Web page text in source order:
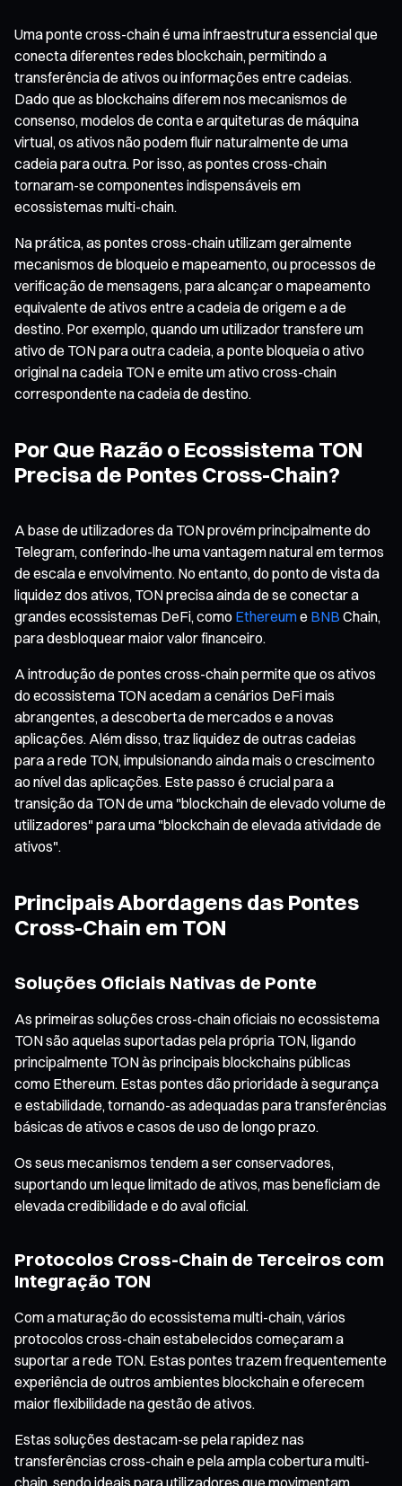
Uma ponte cross-chain é uma infraestrutura essencial que
conecta diferentes redes blockchain, permitindo a
transferência de ativos ou informações entre cadeias.
Dado que as blockchains diferem nos mecanismos de
consenso, modelos de conta e arquiteturas de máquina
virtual, os ativos não podem fluir naturalmente de uma
cadeia para outra. Por isso, as pontes cross-chain
tornaram-se componentes indispensáveis em
ecossistemas multi-chain.
Na prática, as pontes cross-chain utilizam geralmente
mecanismos de bloqueio e mapeamento, ou processos de
verificação de mensagens, para alcançar o mapeamento
equivalente de ativos entre a cadeia de origem e a de
destino. Por exemplo, quando um utilizador transfere um
ativo de TON para outra cadeia, a ponte bloqueia o ativo
original na cadeia TON e emite um ativo cross-chain
correspondente na cadeia de destino.
Por Que Razão o Ecossistema TON
Precisa de Pontes Cross-Chain?
A base de utilizadores da TON provém principalmente do
Telegram, conferindo-lhe uma vantagem natural em termos
de escala e envolvimento. No entanto, do ponto de vista da
liquidez dos ativos, TON precisa ainda de se conectar a
grandes ecossistemas DeFi, como Ethereume BNB Chain,
para desbloquear maior valor financeiro.
A introdução de pontes cross-chain permite que os ativos
do ecossistema TON acedam a cenários DeFi mais
abrangentes, a descoberta de mercados e a novas
aplicações. Além disso, traz liquidez de outras cadeias
para a rede TON, impulsionando ainda mais o crescimento
ao nível das aplicações. Este passo é crucial para a
transição da TON de uma "blockchain de elevado volume de
utilizadores" para uma "blockchain de elevada atividade de
ativos".
Principais Abordagens das Pontes
Cross-Chain em TON
Soluções Oficiais Nativas de Ponte
As primeiras soluções cross-chain oficiais no ecossistema
TON são aquelas suportadas pela própria TON, ligando
principalmente TON às principais blockchains públicas
como Ethereum. Estas pontes dão prioridade à segurança
e estabilidade, tornando-as adequadas para transferências
básicas de ativos e casos de uso de longo prazo.
Os seus mecanismos tendem a ser conservadores,
suportando um leque limitado de ativos, mas beneficiam de
elevada credibilidade e do aval oficial.
Protocolos Cross-Chain de Terceiros com
Integração TON
Com a maturação do ecossistema multi-chain, vários
protocolos cross-chain estabelecidos começaram a
suportar a rede TON. Estas pontes trazem frequentemente
experiência de outros ambientes blockchain e oferecem
maior flexibilidade na gestão de ativos.
Estas soluções destacam-se pela rapidez nas
transferências cross-chain e pela ampla cobertura multi-
chain, sendo ideais para utilizadores que movimentam